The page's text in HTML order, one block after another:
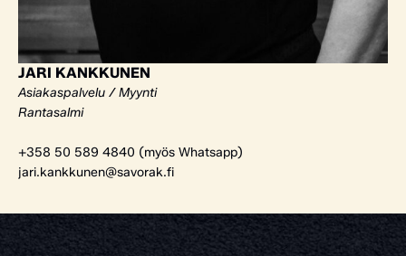
JARI KANKKUNEN
Asiakaspalvelu / Myynti
Rantasalmi
+358 50 589 4840 (myös Whatsapp)
jari.kankkunen@savorak.fi